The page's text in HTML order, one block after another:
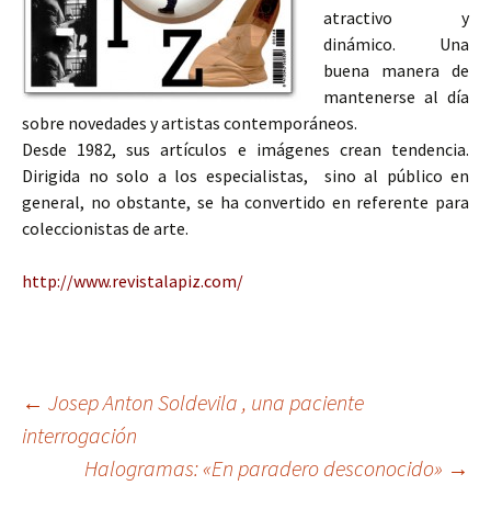
atractivo y
dinámico. Una
buena manera de
mantenerse al día
sobre novedades y artistas contemporáneos.
Desde 1982, sus artículos e imágenes crean tendencia.
Dirigida no solo a los especialistas, sino al público en
general, no obstante, se ha convertido en referente para
coleccionistas de arte.
http://www.revistalapiz.com/
Navegación
← Josep Anton Soldevila , una paciente
interrogación
Halogramas: «En paradero desconocido» →